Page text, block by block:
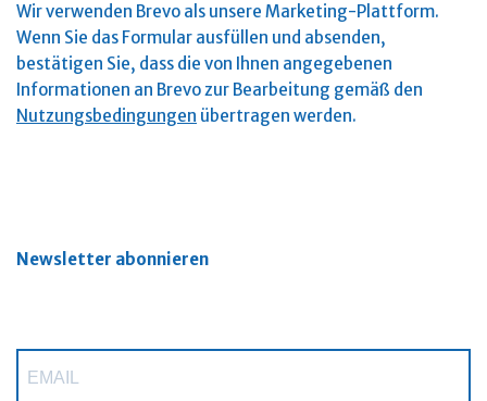
Wir verwenden Brevo als unsere Marketing-Plattform.
Wenn Sie das Formular ausfüllen und absenden,
bestätigen Sie, dass die von Ihnen angegebenen
Informationen an Brevo zur Bearbeitung gemäß den
Nutzungsbedingungen übertragen werden.
Newsletter abonnieren